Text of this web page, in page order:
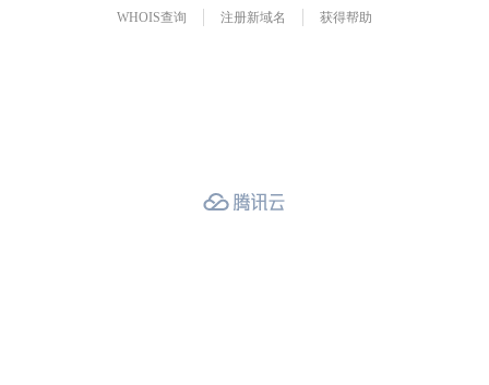
WHOIS查询 注册新域名 获得帮助